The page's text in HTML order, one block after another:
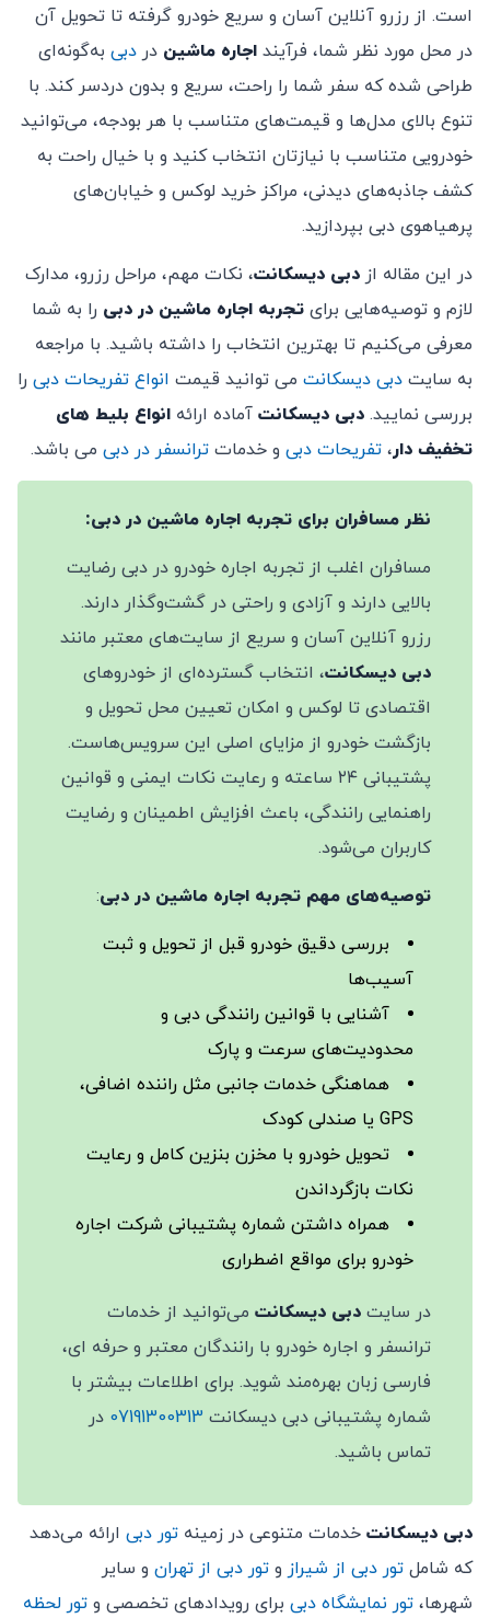
است. از رزرو آنلاین آسان و سریع خودرو گرفته تا تحویل آن
در محل مورد نظر شما، فرآیند اجاره ماشین در دبی به‌گونه‌ای
طراحی شده که سفر شما را راحت، سریع و بدون دردسر کند. با
تنوع بالای مدل‌ها و قیمت‌های متناسب با هر بودجه، می‌توانید
خودرویی متناسب با نیازتان انتخاب کنید و با خیال راحت به
کشف جاذبه‌های دیدنی، مراکز خرید لوکس و خیابان‌های
پرهیاهوی دبی بپردازید.
در این مقاله از دبی دیسکانت، نکات مهم، مراحل رزرو، مدارک
لازم و توصیه‌هایی برای تجربه اجاره ماشین در دبی را به شما
معرفی می‌کنیم تا بهترین انتخاب را داشته باشید. با مراجعه
به سایت دبی دیسکانت می توانید قیمت انواع تفریحات دبی را
بررسی نمایید. دبی دیسکانت آماده ارائه انواع بلیط های
تخفیف دار، تفریحات دبی و خدمات ترانسفر در دبی می باشد.
نظر مسافران برای تجربه اجاره ماشین در دبی:
مسافران اغلب از تجربه اجاره خودرو در دبی رضایت
بالایی دارند و آزادی و راحتی در گشت‌وگذار دارند.
رزرو آنلاین آسان و سریع از سایت‌های معتبر مانند
دبی دیسکانت، انتخاب گسترده‌ای از خودروهای
اقتصادی تا لوکس و امکان تعیین محل تحویل و
بازگشت خودرو از مزایای اصلی این سرویس‌هاست.
پشتیبانی ۲۴ ساعته و رعایت نکات ایمنی و قوانین
راهنمایی رانندگی، باعث افزایش اطمینان و رضایت
کاربران می‌شود.
توصیه‌های مهم تجربه اجاره ماشین در دبی:
بررسی دقیق خودرو قبل از تحویل و ثبت
آسیب‌ها
آشنایی با قوانین رانندگی دبی و
محدودیت‌های سرعت و پارک
هماهنگی خدمات جانبی مثل راننده اضافی،
GPS یا صندلی کودک
تحویل خودرو با مخزن بنزین کامل و رعایت
نکات بازگرداندن
همراه داشتن شماره پشتیبانی شرکت اجاره
خودرو برای مواقع اضطراری
در سایت دبی دیسکانت می‌توانید از خدمات
ترانسفر و اجاره خودرو با رانندگان معتبر و حرفه ای،
فارسی زبان بهره‌مند شوید. برای اطلاعات بیشتر با
شماره پشتیبانی دبی دیسکانت 07191300313 در
تماس باشید.
دبی دیسکانت خدمات متنوعی در زمینه تور دبی ارائه می‌دهد
که شامل تور دبی از شیراز و تور دبی از تهران و سایر
شهرها، تور نمایشگاه دبی برای رویدادهای تخصصی و تور لحظه